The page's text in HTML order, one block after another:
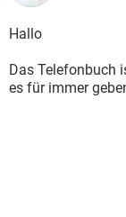
Hallo
Das Telefonbuch
es für immer